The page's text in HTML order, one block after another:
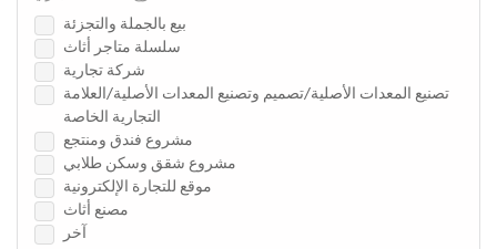
بيع بالجملة والتجزئة
سلسلة متاجر أثاث
شركة تجارية
تصنيع المعدات الأصلية/تصميم وتصنيع المعدات الأصلية/العلامة
التجارية الخاصة
مشروع فندق ومنتجع
مشروع شقق وسكن طلابي
موقع للتجارة الإلكترونية
مصنع أثاث
آخر